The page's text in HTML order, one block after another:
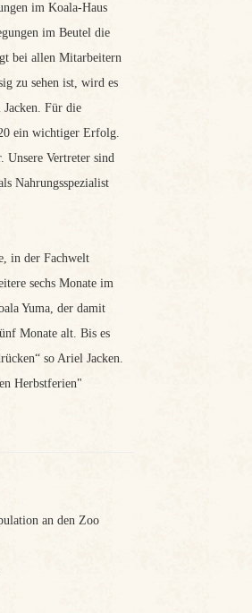
im Koala-Haus
im Beutel die
bei allen Mitarbeitern
zu sehen ist, wird es
Für die
ein wichtiger Erfolg.
Unsere Vertreter sind
Nahrungsspezialist
in der Fachwelt
sechs Monate im
Yuma, der damit
Monate alt. Bis es
so Ariel Jacken.
Herbstferien"
an den Zoo